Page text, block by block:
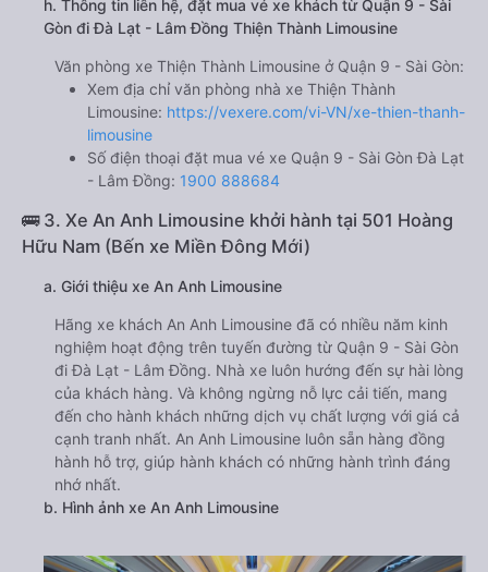
h. Thông tin liên hệ, đặt mua vé xe khách từ Quận 9 - Sài
Gòn đi Đà Lạt - Lâm Đồng Thiện Thành Limousine
Văn phòng xe Thiện Thành Limousine ở Quận 9 - Sài Gòn:
Xem địa chỉ văn phòng nhà xe Thiện Thành
Limousine: https://vexere.com/vi-VN/xe-thien-thanh-
limousine
Số điện thoại đặt mua vé xe Quận 9 - Sài Gòn Đà Lạt
- Lâm Đồng: 1900 888684
🚌 3. Xe An Anh Limousine khởi hành tại 501 Hoàng
Hữu Nam (Bến xe Miền Đông Mới)
a. Giới thiệu xe An Anh Limousine
Hãng xe khách An Anh Limousine đã có nhiều năm kinh
nghiệm hoạt động trên tuyến đường từ Quận 9 - Sài Gòn
đi Đà Lạt - Lâm Đồng. Nhà xe luôn hướng đến sự hài lòng
của khách hàng. Và không ngừng nỗ lực cải tiến, mang
đến cho hành khách những dịch vụ chất lượng với giá cả
cạnh tranh nhất. An Anh Limousine luôn sẵn hàng đồng
hành hỗ trợ, giúp hành khách có những hành trình đáng
nhớ nhất.
b. Hình ảnh xe An Anh Limousine